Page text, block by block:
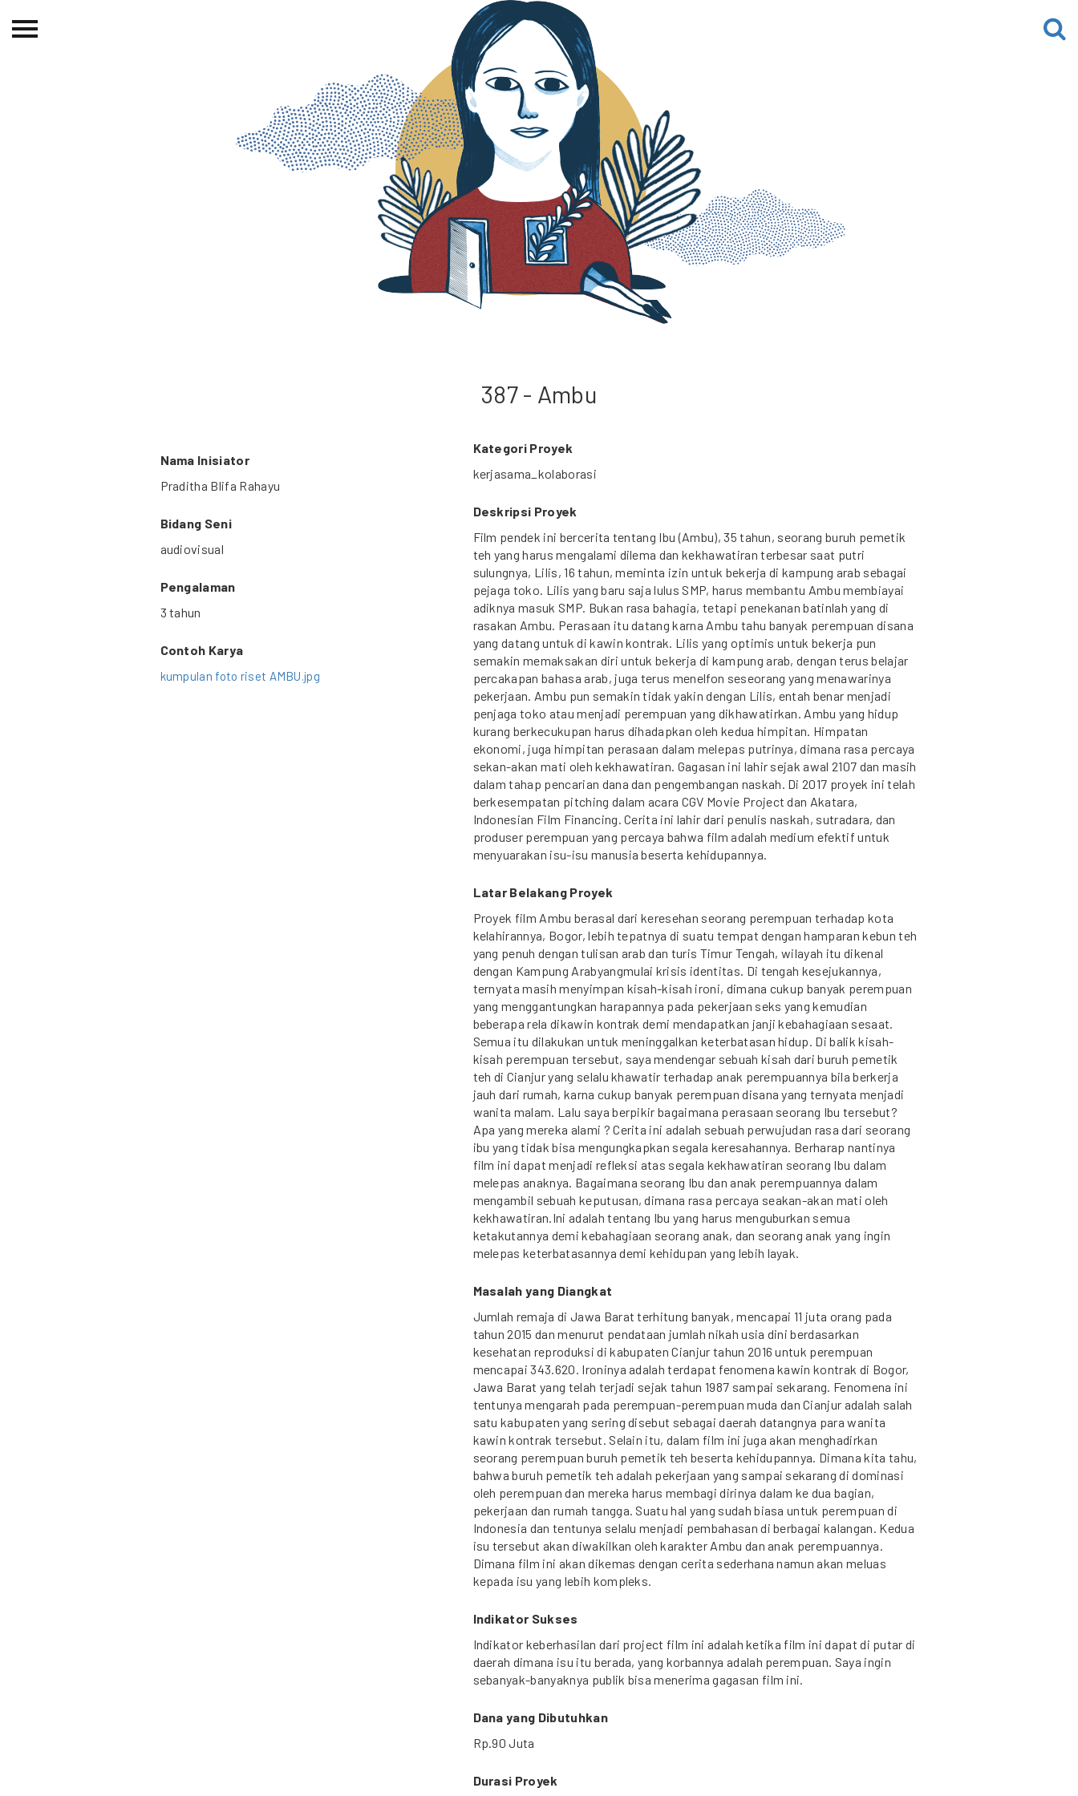
Beranda
387 - Ambu
Nama Inisiator
Praditha Blifa Rahayu
Bidang Seni
audiovisual
Pengalaman
3 tahun
Contoh Karya
kumpulan foto riset AMBU.jpg
Kategori Proyek
kerjasama_kolaborasi
Deskripsi Proyek
Film pendek ini bercerita tentang Ibu (Ambu), 35 tahun, seorang buruh pemetik
teh yang harus mengalami dilema dan kekhawatiran terbesar saat putri
sulungnya, Lilis, 16 tahun, meminta izin untuk bekerja di kampung arab sebagai
pejaga toko. Lilis yang baru saja lulus SMP, harus membantu Ambu membiayai
adiknya masuk SMP. Bukan rasa bahagia, tetapi penekanan batinlah yang di
rasakan Ambu. Perasaan itu datang karna Ambu tahu banyak perempuan disana
yang datang untuk di kawin kontrak. Lilis yang optimis untuk bekerja pun
semakin memaksakan diri untuk bekerja di kampung arab, dengan terus belajar
percakapan bahasa arab, juga terus menelfon seseorang yang menawarinya
pekerjaan. Ambu pun semakin tidak yakin dengan Lilis, entah benar menjadi
penjaga toko atau menjadi perempuan yang dikhawatirkan. Ambu yang hidup
kurang berkecukupan harus dihadapkan oleh kedua himpitan. Himpatan
ekonomi, juga himpitan perasaan dalam melepas putrinya, dimana rasa percaya
sekan-akan mati oleh kekhawatiran. Gagasan ini lahir sejak awal 2107 dan masih
dalam tahap pencarian dana dan pengembangan naskah. Di 2017 proyek ini telah
berkesempatan pitching dalam acara CGV Movie Project dan Akatara,
Indonesian Film Financing. Cerita ini lahir dari penulis naskah, sutradara, dan
produser perempuan yang percaya bahwa film adalah medium efektif untuk
menyuarakan isu-isu manusia beserta kehidupannya.
Latar Belakang Proyek
Proyek film Ambu berasal dari keresehan seorang perempuan terhadap kota
kelahirannya, Bogor, lebih tepatnya di suatu tempat dengan hamparan kebun teh
yang penuh dengan tulisan arab dan turis Timur Tengah, wilayah itu dikenal
dengan Kampung Arabyangmulai krisis identitas. Di tengah kesejukannya,
ternyata masih menyimpan kisah-kisah ironi, dimana cukup banyak perempuan
yang menggantungkan harapannya pada pekerjaan seks yang kemudian
beberapa rela dikawin kontrak demi mendapatkan janji kebahagiaan sesaat.
Semua itu dilakukan untuk meninggalkan keterbatasan hidup. Di balik kisah-
kisah perempuan tersebut, saya mendengar sebuah kisah dari buruh pemetik
teh di Cianjur yang selalu khawatir terhadap anak perempuannya bila berkerja
jauh dari rumah, karna cukup banyak perempuan disana yang ternyata menjadi
wanita malam. Lalu saya berpikir bagaimana perasaan seorang Ibu tersebut?
Apa yang mereka alami ? Cerita ini adalah sebuah perwujudan rasa dari seorang
ibu yang tidak bisa mengungkapkan segala keresahannya. Berharap nantinya
film ini dapat menjadi refleksi atas segala kekhawatiran seorang Ibu dalam
melepas anaknya. Bagaimana seorang Ibu dan anak perempuannya dalam
mengambil sebuah keputusan, dimana rasa percaya seakan-akan mati oleh
kekhawatiran.Ini adalah tentang Ibu yang harus menguburkan semua
ketakutannya demi kebahagiaan seorang anak, dan seorang anak yang ingin
melepas keterbatasannya demi kehidupan yang lebih layak.
Masalah yang Diangkat
Jumlah remaja di Jawa Barat terhitung banyak, mencapai 11 juta orang pada
tahun 2015 dan menurut pendataan jumlah nikah usia dini berdasarkan
kesehatan reproduksi di kabupaten Cianjur tahun 2016 untuk perempuan
mencapai 343.620. Ironinya adalah terdapat fenomena kawin kontrak di Bogor,
Jawa Barat yang telah terjadi sejak tahun 1987 sampai sekarang. Fenomena ini
tentunya mengarah pada perempuan-perempuan muda dan Cianjur adalah salah
satu kabupaten yang sering disebut sebagai daerah datangnya para wanita
kawin kontrak tersebut. Selain itu, dalam film ini juga akan menghadirkan
seorang perempuan buruh pemetik teh beserta kehidupannya. Dimana kita tahu,
bahwa buruh pemetik teh adalah pekerjaan yang sampai sekarang di dominasi
oleh perempuan dan mereka harus membagi dirinya dalam ke dua bagian,
pekerjaan dan rumah tangga. Suatu hal yang sudah biasa untuk perempuan di
Indonesia dan tentunya selalu menjadi pembahasan di berbagai kalangan. Kedua
isu tersebut akan diwakilkan oleh karakter Ambu dan anak perempuannya.
Dimana film ini akan dikemas dengan cerita sederhana namun akan meluas
kepada isu yang lebih kompleks.
Indikator Sukses
Indikator keberhasilan dari project film ini adalah ketika film ini dapat di putar di
daerah dimana isu itu berada, yang korbannya adalah perempuan. Saya ingin
sebanyak-banyaknya publik bisa menerima gagasan film ini.
Dana yang Dibutuhkan
Rp.90 Juta
Durasi Proyek